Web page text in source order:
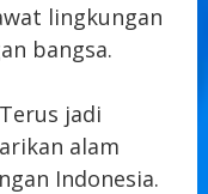
lingkungan
bangsa.
jadi
alam
Indonesia.